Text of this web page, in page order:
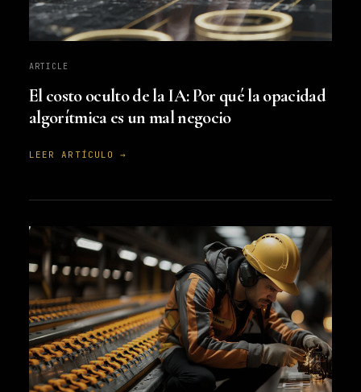
ARTICLE
El costo oculto de la IA: Por qué la opacidad
algorítmica es un mal negocio
LEER ARTÍCULO →